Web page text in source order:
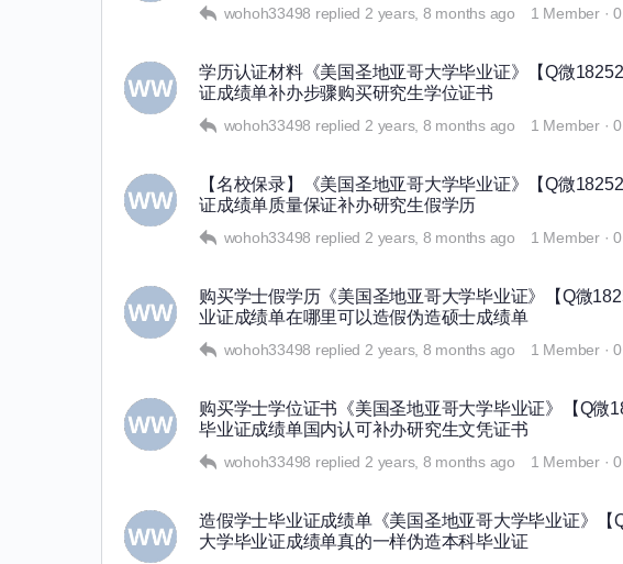
wohoh33498 replied 2 years, 8 months ago 1 Member ·
学历认证材料《美国圣地亚哥大学毕业证》【Q微
证成绩单补办步骤购买研究生学位证书
wohoh33498 replied 2 years, 8 months ago 1 Member ·
【名校保录】《美国圣地亚哥大学毕业证》【Q微
证成绩单质量保证补办研究生假学历
wohoh33498 replied 2 years, 8 months ago 1 Member ·
购买学士假学历《美国圣地亚哥大学毕业证》【Q微
业证成绩单在哪里可以造假伪造硕士成绩单
wohoh33498 replied 2 years, 8 months ago 1 Member ·
购买学士学位证书《美国圣地亚哥大学毕业证》【Q
毕业证成绩单国内认可补办研究生文凭证书
wohoh33498 replied 2 years, 8 months ago 1 Member ·
造假学士毕业证成绩单《美国圣地亚哥大学毕业证》
大学毕业证成绩单真的一样伪造本科毕业证